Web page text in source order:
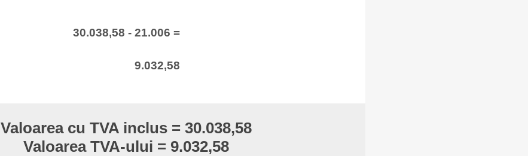
30.038,58 - 21.006 =
9.032,58
Valoarea cu TVA inclus = 30.038,58
Valoarea TVA-ului = 9.032,58